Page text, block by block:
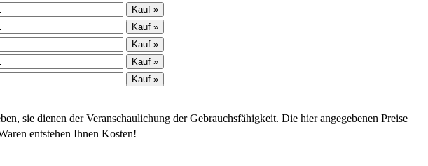
sie dienen der Veranschaulichung der Gebrauchsfähigkeit. Die hier angegebenen Preise
entstehen Ihnen Kosten!